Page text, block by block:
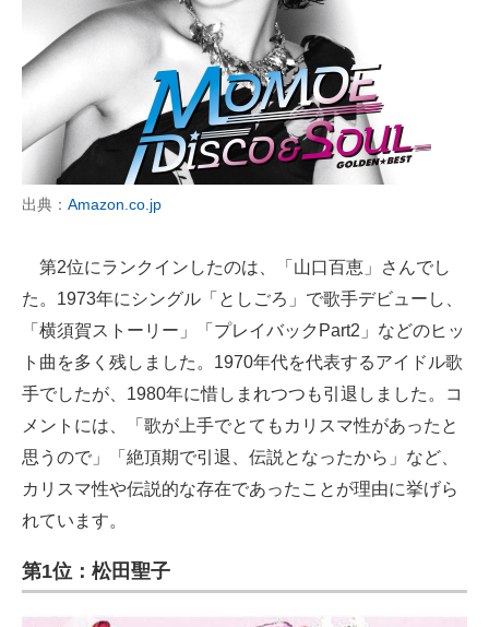
出典： Amazon.co.jp
第2位にランクインしたのは、「山口百恵」さんでし
た。1973年にシングル「としごろ」で歌手デビューし、
「横須賀ストーリー」「プレイバックPart2」などのヒッ
ト曲を多く残しました。1970年代を代表するアイドル歌
手でしたが、1980年に惜しまれつつも引退しました。コ
メントには、「歌が上手でとてもカリスマ性があったと
思うので」「絶頂期で引退、伝説となったから」など、
カリスマ性や伝説的な存在であったことが理由に挙げら
れています。
第1位：松田聖子